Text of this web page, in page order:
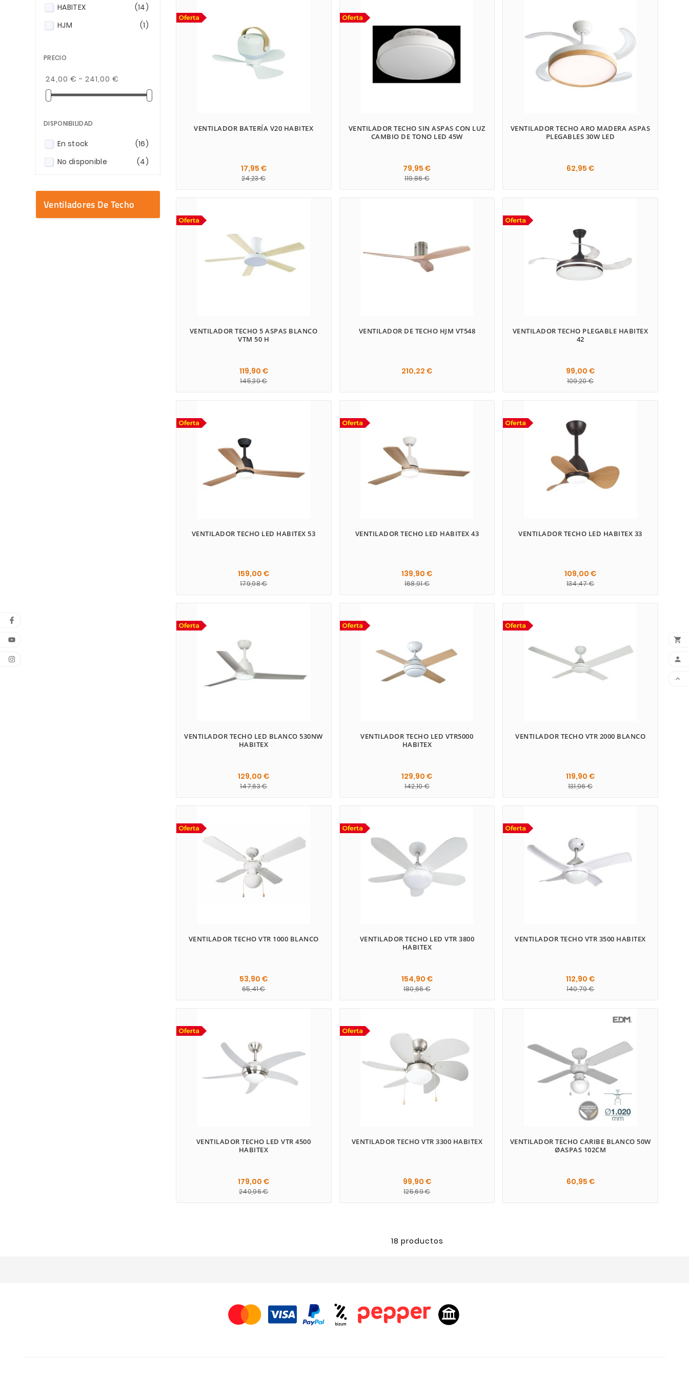
HABITEX
(14)
HJM
(1)
PRECIO
24,00 € - 241,00 €
DISPONIBILIDAD
En stock
(16)
No disponible
(4)
Ventiladores De Techo
VENTILADOR BATERÍA V20 HABITEX
17,95 €
24,23 €
VENTILADOR TECHO SIN ASPAS CON LUZ
CAMBIO DE TONO LED 45W
79,95 €
119,86 €
VENTILADOR TECHO ARO MADERA ASPAS
PLEGABLES 30W LED
62,95 €
VENTILADOR TECHO 5 ASPAS BLANCO
VTM 50 H
119,90 €
145,39 €
VENTILADOR DE TECHO HJM VT548
210,22 €
VENTILADOR TECHO PLEGABLE HABITEX
42
99,00 €
109,20 €
VENTILADOR TECHO LED HABITEX 53
159,00 €
179,98 €
VENTILADOR TECHO LED HABITEX 43
139,90 €
168,91 €
VENTILADOR TECHO LED HABITEX 33
109,00 €
134,47 €
VENTILADOR TECHO LED BLANCO 530NW
HABITEX
129,00 €
147,63 €
VENTILADOR TECHO LED VTR5000
HABITEX
129,90 €
142,10 €
VENTILADOR TECHO VTR 2000 BLANCO
119,90 €
131,96 €
VENTILADOR TECHO VTR 1000 BLANCO
53,90 €
65,41 €
VENTILADOR TECHO LED VTR 3800
HABITEX
154,90 €
180,66 €
VENTILADOR TECHO VTR 3500 HABITEX
112,90 €
140,79 €
VENTILADOR TECHO LED VTR 4500
HABITEX
179,00 €
240,96 €
VENTILADOR TECHO VTR 3300 HABITEX
99,90 €
125,69 €
VENTILADOR TECHO CARIBE BLANCO 50W
ØASPAS 102CM
60,95 €
18 productos


